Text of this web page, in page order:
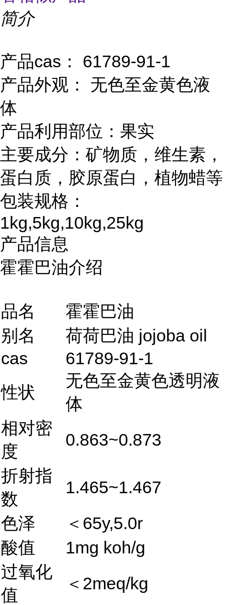
简介
产品cas： 61789-91-1
产品外观： 无色至金黄色液
体
产品利用部位：果实
主要成分：矿物质，维生素，
蛋白质，胶原蛋白，植物蜡等
包装规格：
1kg,5kg,10kg,25kg
产品信息
霍霍巴油介绍
品名
霍霍巴油
别名
荷荷巴油 jojoba oil
cas
61789-91-1
性状
无色至金黄色透明液
体
相对密
度
0.863~0.873
折射指
数
1.465~1.467
色泽
＜65y,5.0r
酸值
1mg koh/g
过氧化
值
＜2meq/kg